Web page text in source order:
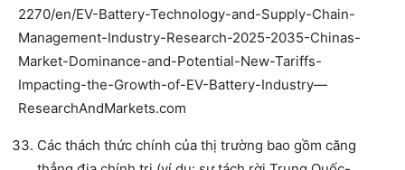
2270/en/EV-Battery-Technology-and-Supply-Chain-
Management-Industry-Research-2025-2035-Chinas-
Market-Dominance-and-Potential-New-Tariffs-
Impacting-the-Growth-of-EV-Battery-Industry—
ResearchAndMarkets.com
Các thách thức chính của thị trường bao gồm căng